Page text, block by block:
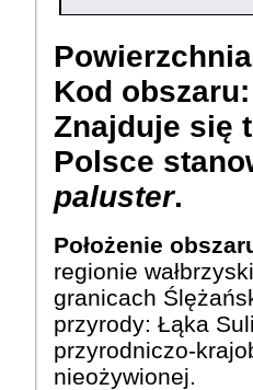
Kod
Znajduje się
Polsce
paluster.
Położenie
regionie
granicach
przyrody: Łąka
przyrodniczo-
nieożywionej.